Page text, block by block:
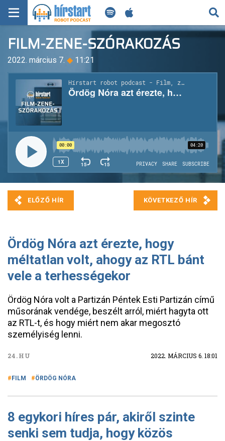
KERESÉS
KEZDŐLAP
FRISS HÍREK
TECH HÍREK
FILM-ZENE-SZÓRAKOZÁS
PLAYLIST
MI AZ A ROBOT PODCAST?
FILM-ZENE-SZÓRAKOZÁS
2022. március 7. ◆ 11:21
Ördög Nóra azt érezte, hogy
méltatlan volt, ahogy az RTL bánt
vele a terhességekor
Ördög Nóra volt a Partizán Péntek Esti Partizán című
műsorának vendége, beszélt arról, miért hagyta ott
az RTL-t, és hogy miért nem akar megosztó
személyiség lenni.
24.HU 2022. MÁRCIUS 6. 18:01
FILM ÖRDÖG NÓRA
8 egykori híres pár, akiről szinte
senki sem tudja, hogy közös